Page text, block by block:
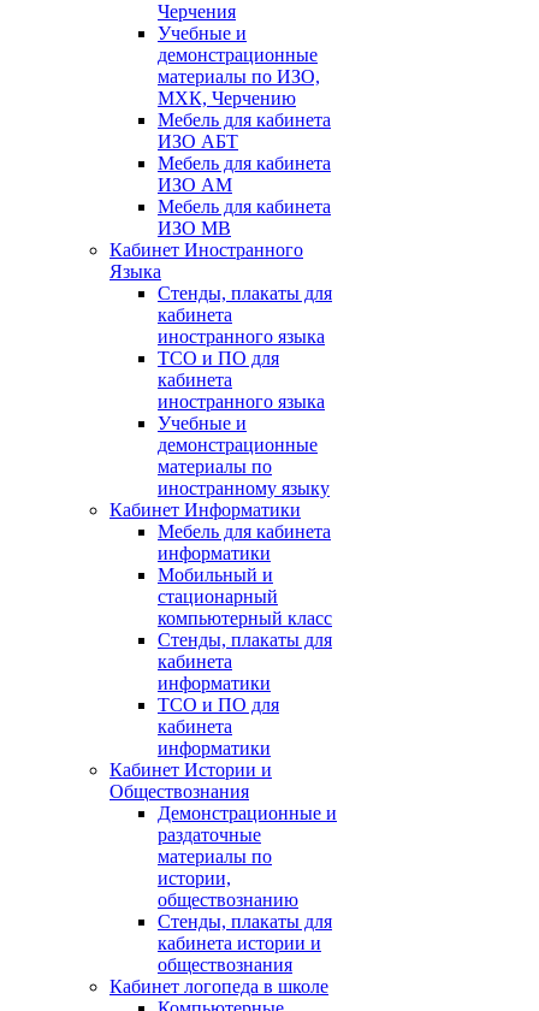
Черчения
Учебные и
демонстрационные
материалы по ИЗО,
МХК, Черчению
Мебель для кабинета
ИЗО АБТ
Мебель для кабинета
ИЗО АМ
Мебель для кабинета
ИЗО МВ
Кабинет Иностранного
Языка
Стенды, плакаты для
кабинета
иностранного языка
ТСО и ПО для
кабинета
иностранного языка
Учебные и
демонстрационные
материалы по
иностранному языку
Кабинет Информатики
Мебель для кабинета
информатики
Мобильный и
стационарный
компьютерный класс
Стенды, плакаты для
кабинета
информатики
ТСО и ПО для
кабинета
информатики
Кабинет Истории и
Обществознания
Демонстрационные и
раздаточные
материалы по
истории,
обществознанию
Стенды, плакаты для
кабинета истории и
обществознания
Кабинет логопеда в школе